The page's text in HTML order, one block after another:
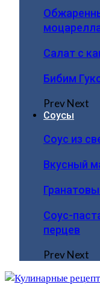
Салат с
Бибим
PrevNext
Соусы
Соус из
Вкусный
Соус-
перцев
PrevNext